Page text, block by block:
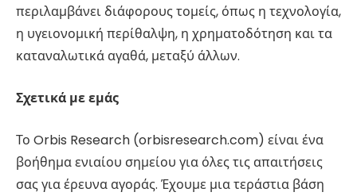
περιλαμβάνει διάφορους τομείς, όπως η τεχνολογία,
η υγειονομική περίθαλψη, η χρηματοδότηση και τα
καταναλωτικά αγαθά, μεταξύ άλλων.
Σχετικά με εμάς
Το Orbis Research (orbisresearch.com) είναι ένα
βοήθημα ενιαίου σημείου για όλες τις απαιτήσεις
σας για έρευνα αγοράς. Έχουμε μια τεράστια βάση